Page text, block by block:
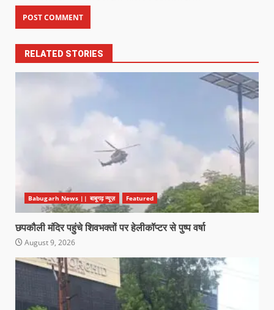
RELATED STORIES
Babugarh News || बाबूगढ़ न्यूज़ Featured
छपकौली मंदिर पहुंचे शिवभक्तों पर हेलीकॉप्टर से पुष्प वर्षा
August 9, 2026